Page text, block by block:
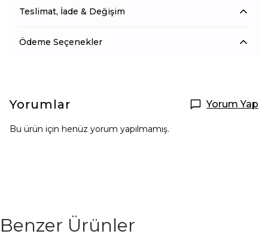
Teslimat, İade & Değişim
Ödeme Seçenekler
Yorumlar Yorum Yap
Bu ürün için henüz yorum yapılmamış.
Benzer Ürünler